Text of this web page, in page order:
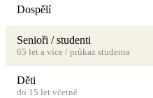
Dospělí
Senioři / studenti
65 let a více / průkaz studenta
Děti
do 15 let včetně